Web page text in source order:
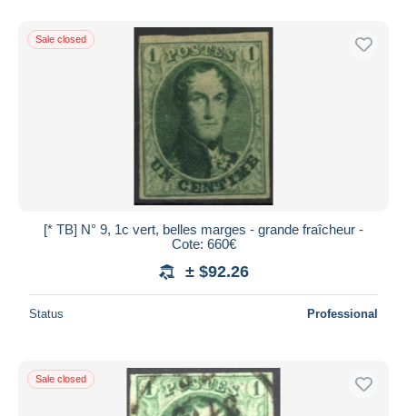
Sale closed
[* TB] N° 9, 1c vert, belles marges - grande fraîcheur -
Cote: 660€
± $92.26
Status Professional
Sale closed